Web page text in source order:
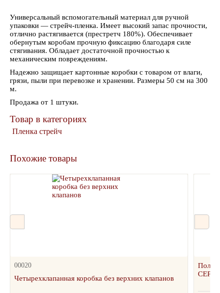
Универсальный вспомогательный материал для ручной
упаковки — стрейч-пленка. Имеет высокий запас прочности,
отлично растягивается (престретч 180%). Обеспечивает
обернутым коробам прочную фиксацию благодаря силе
стягивания. Обладает достаточной прочностью к
механическим повреждениям.
Надежно защищает картонные коробки с товаром от влаги,
грязи, пыли при перевозке и хранении. Размеры 50 см на 300
м.
Продажа от 1 штуки.
Товар в категориях
Пленка стрейч
Похожие товары
00020
Четырехклапанная коробка без верхних клапанов